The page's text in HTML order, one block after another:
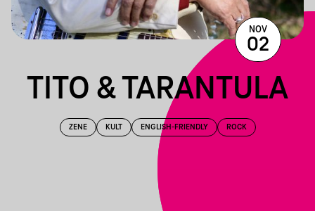
TITO & TARANTULA
ZENE KULT ENGLISH-FRIENDLY ROCK
NOV
02